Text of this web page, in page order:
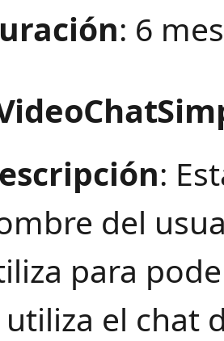
: 6
:
del
para
utiliza el chat